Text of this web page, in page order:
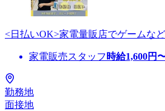
<日払いOK>家電量販店でゲームな
家電販売スタッフ 時給1,600円
勤務地
面接地